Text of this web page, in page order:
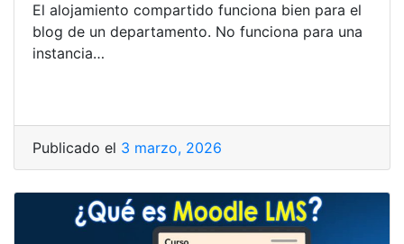
El alojamiento compartido funciona bien para el
blog de un departamento. No funciona para una
instancia…
Publicado el 3 marzo, 2026